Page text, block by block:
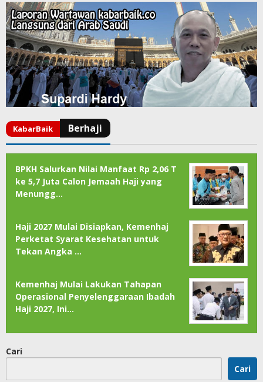
BPKH Salurkan Nilai Manfaat Rp 2,06 T
ke 5,7 Juta Calon Jemaah Haji yang
Menungg…
Haji 2027 Mulai Disiapkan, Kemenhaj
Perketat Syarat Kesehatan untuk
Tekan Angka …
Kemenhaj Mulai Lakukan Tahapan
Operasional Penyelenggaraan Ibadah
Haji 2027, Ini…
Cari
Cari